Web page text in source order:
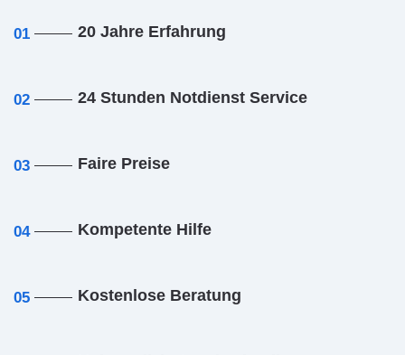
01 20 Jahre Erfahrung
02 24 Stunden Notdienst Service
03 Faire Preise
04 Kompetente Hilfe
05 Kostenlose Beratung